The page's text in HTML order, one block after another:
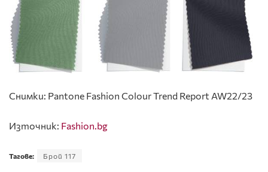
Снимки: Pantone Fashion Colour Trend Report AW22/23
Източник: Fashion.bg
Тагове: Брой 117